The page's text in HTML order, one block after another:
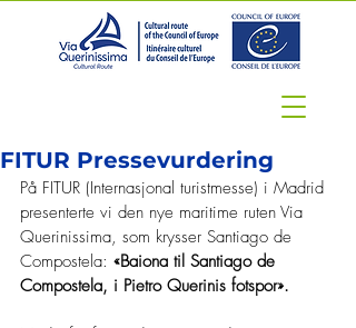
FITUR Pressevurdering
På FITUR (Internasjonal turistmesse) i Madrid
presenterte vi den nye maritime ruten Via
Querinissima, som krysser Santiago de
Compostela: «Baiona til Santiago de
Compostela, i Pietro Querinis fotspor».